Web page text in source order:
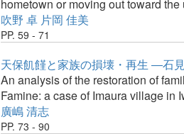
hometown or moving out toward the
吹野 卓 片岡 佳美
PP. 59 - 71
天保飢饉と家族の損壊・再生 ―石
An analysis of the restoration of
Famine: a case of Imaura village in
廣嶋 清志
PP. 73 - 90